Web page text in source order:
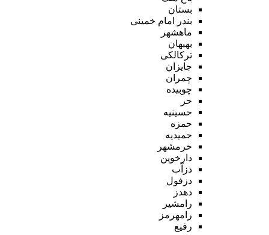
بستان
بندر امام خمینی
ماهشهر
بهبهان
ترکالکی
جایزان
چمران
چوبیده
حر
حسینیه
حمزه
حمیدیه
خرمشهر
دارخوین
دزآب
دزفول
دهدز
رامشیر
رامهرمز
رفیع